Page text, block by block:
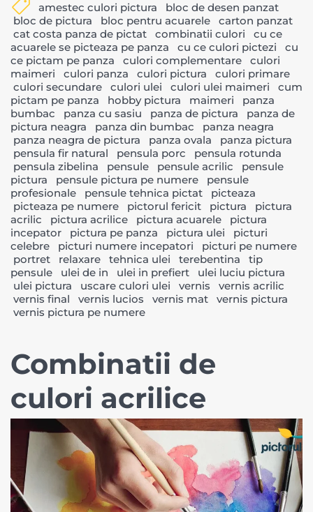
amestec culori pictura
bloc de desen panzat
bloc de pictura
bloc pentru acuarele
carton panzat
cat costa panza de pictat
combinatii culori
cu ce
acuarele se picteaza pe panza
cu ce culori pictezi
cu
ce pictam pe panza
culori complementare
culori
maimeri
culori panza culori pictura
culori primare
culori secundare
culori ulei culori ulei maimeri
cum
pictam pe panza
hobby pictura maimeri
panza
bumbac
panza cu sasiu panza de pictura
panza de
pictura neagra
panza din bumbac
panza neagra
panza neagra de pictura
panza ovala
panza pictura
pensula fir natural
pensula porc
pensula rotunda
pensula zibelina
pensule pensule acrilic
pensule
pictura
pensule pictura pe numere
pensule
profesionale
pensule tehnica pictat
picteaza
picteaza pe numere
pictorul fericit pictura
pictura
acrilic
pictura acrilice pictura acuarele
pictura
incepator
pictura pe panza pictura ulei
picturi
celebre
picturi numere incepatori
picturi pe numere
portret
relaxare tehnica ulei terebentina
tip
pensule
ulei de in ulei in prefiert
ulei luciu pictura
ulei pictura
uscare culori ulei vernis
vernis acrilic
vernis final
vernis lucios vernis mat
vernis pictura
vernis pictura pe numere
Combinatii de
culori acrilice